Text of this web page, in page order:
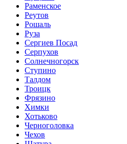
Раменское
Реутов
Рошаль
Руза
Сергиев Посад
Серпухов
Солнечногорск
Ступино
Талдом
Троицк
Фрязино
Химки
Хотьково
Черноголовка
Чехов